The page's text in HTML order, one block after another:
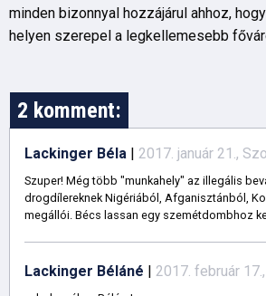
minden bizonnyal hozzájárul ahhoz,
helyen szerepel a legkellemesebb
2 komment:
Lackinger Béla | 2017. január 21.,
Szuper! Még több "munkahely" az illegális
drogdílereknek Nigériából, Afganisztánból,
megállói. Bécs lassan egy szemétdombhoz
Lackinger Béláné | 2017. február